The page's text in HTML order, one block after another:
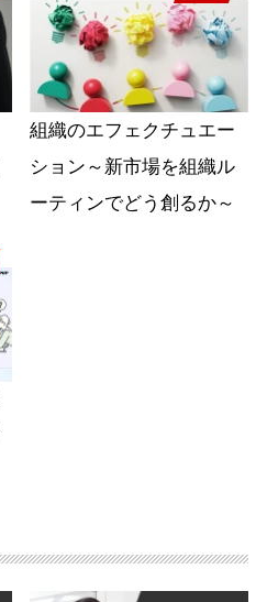
組織のエフェクチュエー
ション～新市場を組織ル
ーティンでどう創るか～